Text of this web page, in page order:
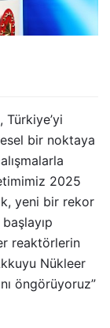
Türkiye’yi
bir noktaya
2025
yeni bir rekor
reaktörlerin
Nükleer
öngörüyoruz”